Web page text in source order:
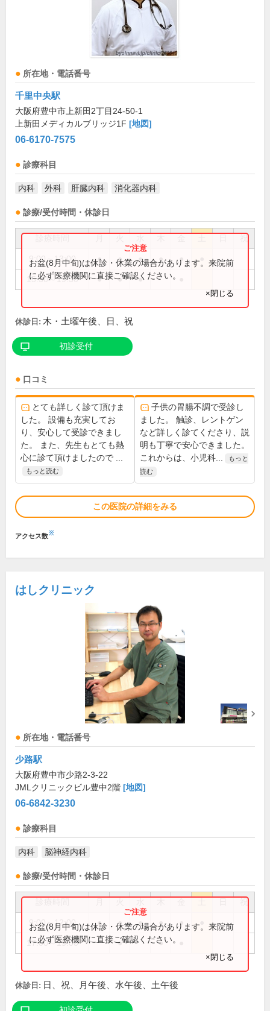
所在地・電話番号
千里中央駅
大阪府豊中市上新田2丁目24-50-1
上新田メディカルブリッジ1F [地図]
06-6170-7575
診療科目
内科 外科 肝臓内科 消化器内科
診療/受付時間・休診日
祝
9:00～13:00 ● ● ● ● ●
15:30～19:30 ● ● ●
お盆(8月中旬)は休診・休業の場合があります。来院前
に必ず医療機関に直接ご確認ください。
×閉じる
休診日: 木・土曜午後、日、祝
初診受付
口コミ
とても詳しく診て頂けま
した。 設備も充実してお
り、安心して受診できまし
た。 また、先生もとても熱
心に診て頂けましたので ...
もっと読む
子供の胃腸不調で受診し
ました。 触診、レントゲン
など詳しく診てくださり、説
明も丁寧で安心できました。
これからは、小児科...
もっと
読む
この医院の詳細をみる
アクセス数※
はしクリニック
所在地・電話番号
少路駅
大阪府豊中市少路2-3-22
JMLクリニックビル豊中2階 [地図]
06-6842-3230
診療科目
内科 脳神経内科
診療/受付時間・休診日
祝
9:00～12:00 ● ● ● ● ●
17:00～19:00 ● ●
お盆(8月中旬)は休診・休業の場合があります。来院前
に必ず医療機関に直接ご確認ください。
×閉じる
休診日: 日、祝、月午後、水午後、土午後